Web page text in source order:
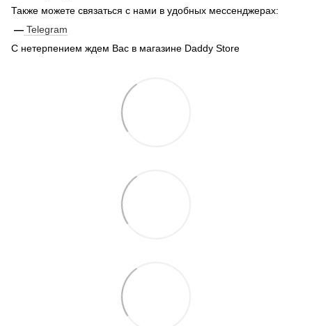
Также можете связаться с нами в удобных мессенджерах:
— Telegram
С нетерпением ждем Вас в магазине Daddy Store